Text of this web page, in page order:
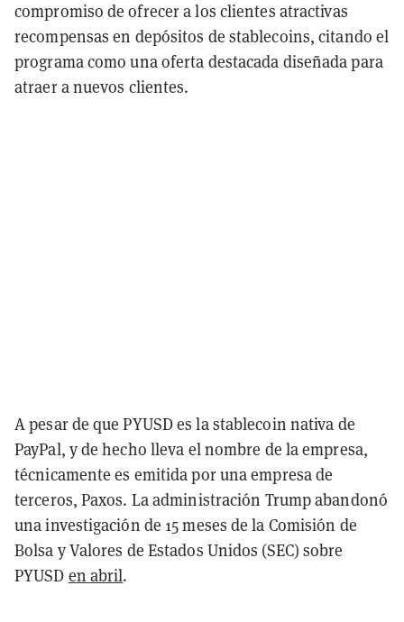
compromiso de ofrecer a los clientes atractivas
recompensas en depósitos de stablecoins, citando el
programa como una oferta destacada diseñada para
atraer a nuevos clientes.
A pesar de que PYUSD es la stablecoin nativa de
PayPal, y de hecho lleva el nombre de la empresa,
técnicamente es emitida por una empresa de
terceros, Paxos. La administración Trump abandonó
una investigación de 15 meses de la Comisión de
Bolsa y Valores de Estados Unidos (SEC) sobre
PYUSD en abril.